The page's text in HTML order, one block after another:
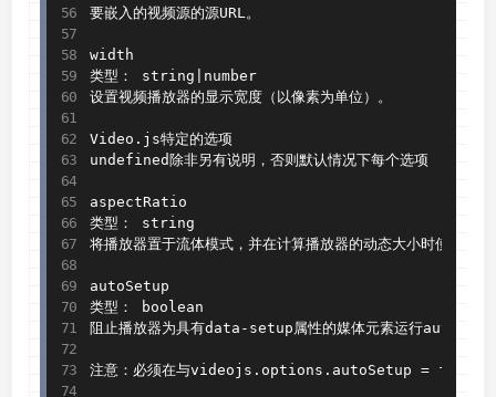
要嵌入的视频源的源URL。
width
类型： string
number
设置视频播放器的显示宽度（以像素为单位）。
Video . js特定的选项
undefined除非另有说明，否则默认情况下每个选项
aspectRatio
类型： string
将播放器置于流体模式，并在计算播放器的动态大小时使用该
autoSetup
类型： boolean
阻止播放器为具有data - setup属性的媒体元素运行
注意：必须在与videojs . options . autoSetup =